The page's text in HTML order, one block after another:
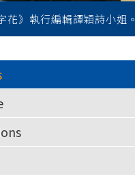
花》執行編輯譚穎詩小姐。